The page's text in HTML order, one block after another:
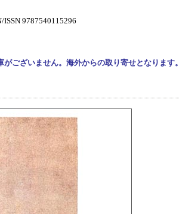
9787540115296
がございません。海外からの取り寄せとなります。